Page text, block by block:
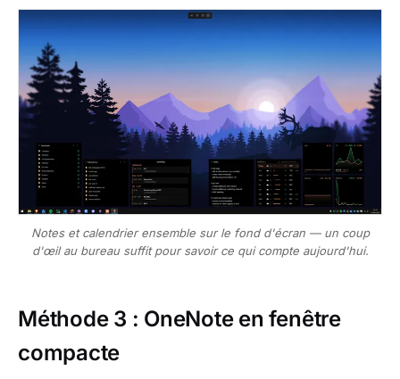
Notes et calendrier ensemble sur le fond d'écran — un coup
d'œil au bureau suffit pour savoir ce qui compte aujourd'hui.
Méthode 3 : OneNote en fenêtre
compacte